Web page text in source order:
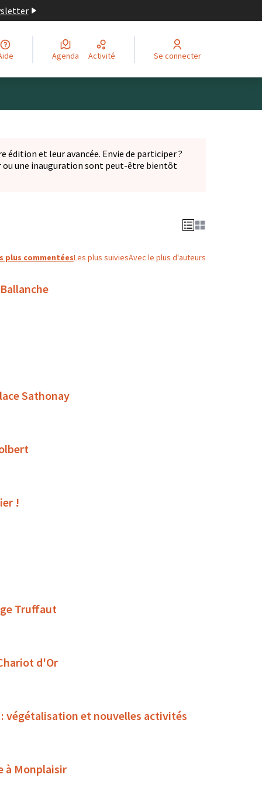
Aide Agenda Activité Se connecter
édition et leur avancée. Envie de participer ?
ou une inauguration sont peut-être bientôt
plus commentéesLes plus suiviesAvec le plus d'auteurs
Sathonay
!
Truffaut
d'Or
végétalisation et nouvelles activités
à Monplaisir